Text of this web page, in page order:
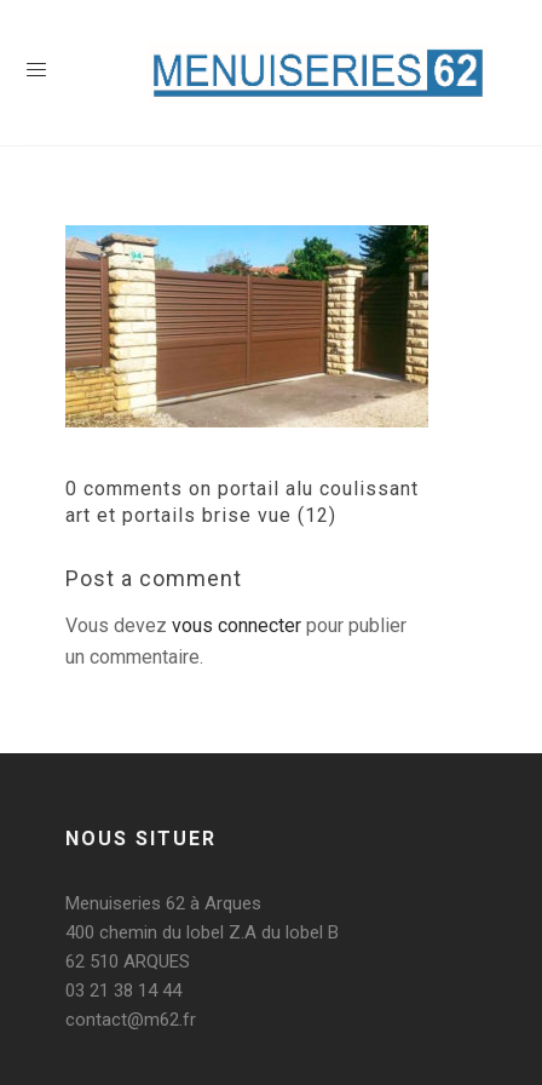
0 comments on portail alu coulissant
art et portails brise vue (12)
Post a comment
Vous devez vous connecter pour publier
un commentaire.
NOUS SITUER
Menuiseries 62 à Arques
400 chemin du lobel Z.A du lobel B
62 510 ARQUES
03 21 38 14 44
contact@m62.fr